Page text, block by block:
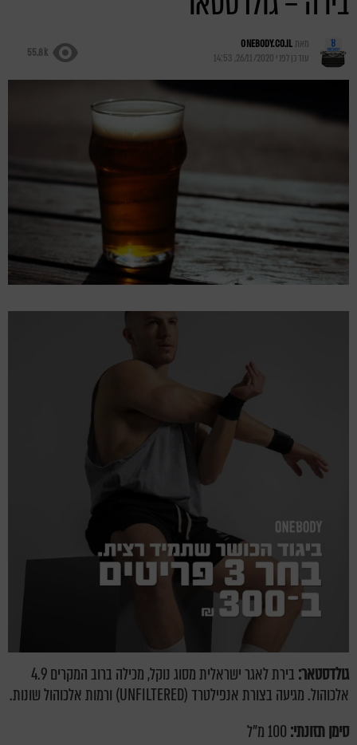
מאתONEBODY.CO.IL
עודכן לפני 26/11/2020, 14:53
55.8k
גולדסטאר:
בירת לאגר ישראלית מסוג נוקל, מכילה ברוב המקרים 4.9
אלכוהול. מגיעה בצורת אנפילטרד (UNFILTERED) ורמות אלכוהול שונות.
סימן תזונתי: 100 מ"ל